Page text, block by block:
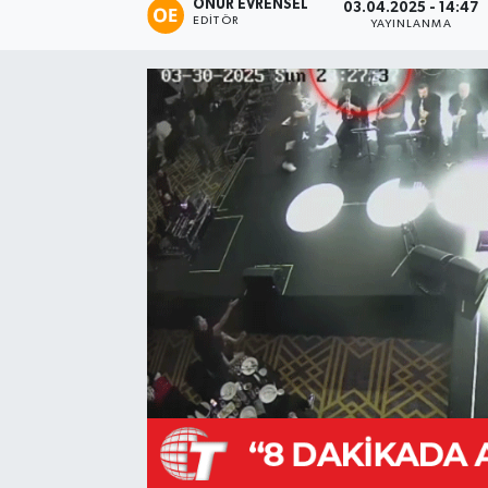
ONUR EVRENSEL
EDITÖR
03.04.2025 - 14:47
YAYINLANMA